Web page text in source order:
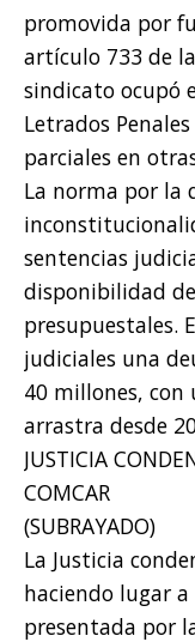
promovida por
artículo 733 de
sindicato ocupó
Letrados
parciales en
La norma por la
sentencias
disponibilidad
presupuestales.
judiciales una
40 millones,
arrastra desde
JUSTICIA
COMCAR
(SUBRAYADO)
La Justicia
haciendo lugar
presentada por